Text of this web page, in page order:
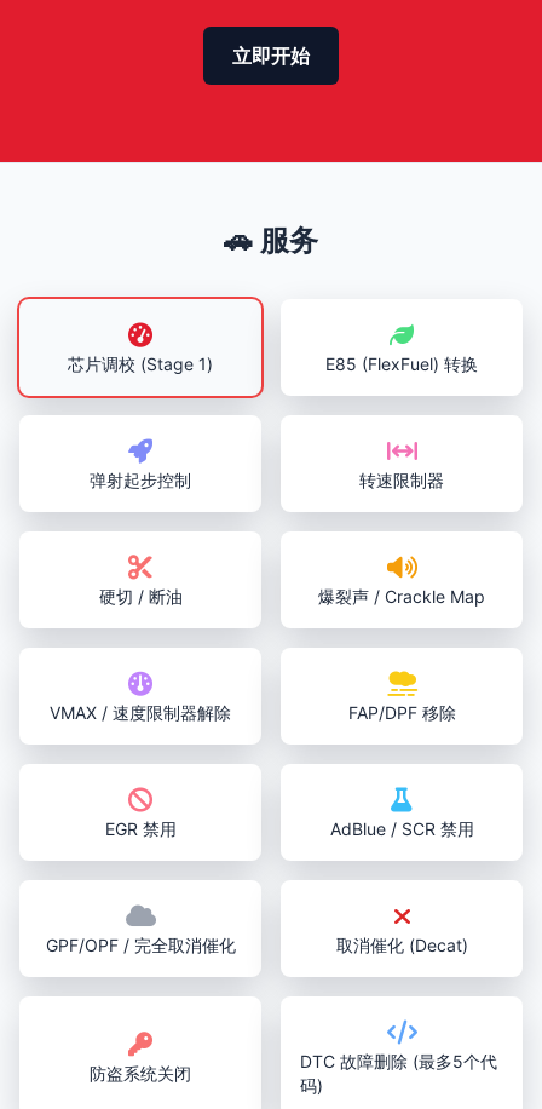
立即开始
🚗 服务
芯片调校 (Stage 1) E85 (FlexFuel) 转换
弹射起步控制 转速限制器
硬切 / 断油 爆裂声 / Crackle Map
VMAX / 速度限制器解除 FAP/DPF 移除
EGR 禁用 AdBlue / SCR 禁用
GPF/OPF / 完全取消催化 取消催化 (Decat)
防盗系统关闭
DTC 故障删除 (最多5个代
码)